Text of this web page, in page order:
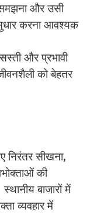
और उसी
करना आवश्यक
और प्रभावी
को बेहतर
निरंतर सीखना,
की
बाजारों में
व्यवहार में